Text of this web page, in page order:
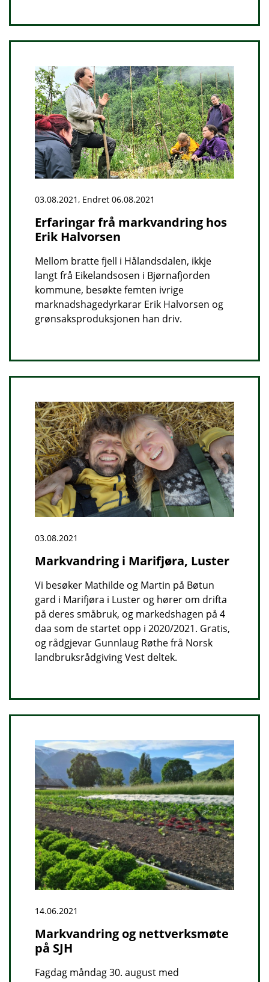
03.08.2021, Endret 06.08.2021
Erfaringar frå markvandring hos
Erik Halvorsen
Mellom bratte fjell i Hålandsdalen, ikkje
langt frå Eikelandsosen i Bjørnafjorden
kommune, besøkte femten ivrige
marknadshagedyrkarar Erik Halvorsen og
grønsaksproduksjonen han driv.
03.08.2021
Markvandring i Marifjøra, Luster
Vi besøker Mathilde og Martin på Bøtun
gard i Marifjøra i Luster og hører om drifta
på deres småbruk, og markedshagen på 4
daa som de startet opp i 2020/2021. Gratis,
og rådgjevar Gunnlaug Røthe frå Norsk
landbruksrådgiving Vest deltek.
14.06.2021
Markvandring og nettverksmøte
på SJH
Fagdag måndag 30. august med